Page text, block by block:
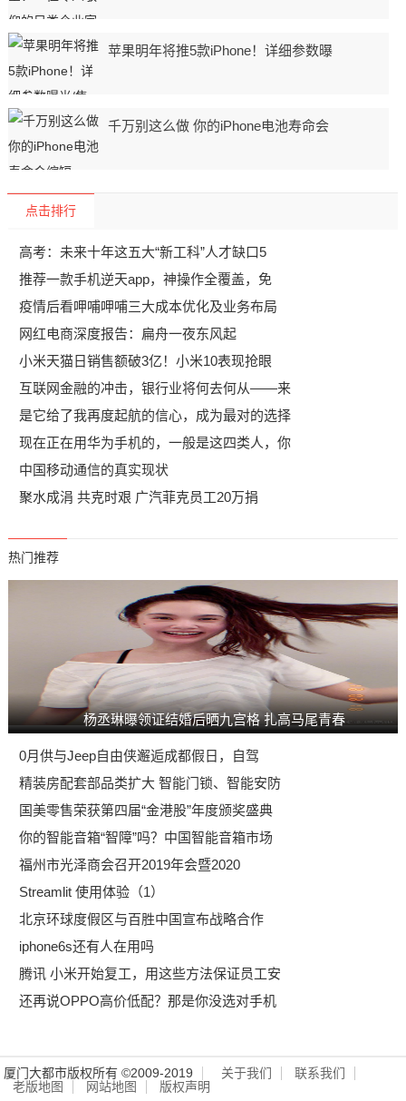
苹果明年将推5款iPhone！详细参数曝
千万别这么做 你的iPhone电池寿命会
点击排行
高考：未来十年这五大“新工科”人才缺口5
推荐一款手机逆天app，神操作全覆盖，免
疫情后看呷哺呷哺三大成本优化及业务布局
网红电商深度报告：扁舟一夜东风起
小米天猫日销售额破3亿！小米10表现抢眼
互联网金融的冲击，银行业将何去何从——来
是它给了我再度起航的信心，成为最对的选择
现在正在用华为手机的，一般是这四类人，你
中国移动通信的真实现状
聚水成涓 共克时艰 广汽菲克员工20万捐
热门推荐
杨丞琳曝领证结婚后晒九宫格 扎高马尾青春
0月供与Jeep自由侠邂逅成都假日，自驾
精装房配套部品类扩大 智能门锁、智能安防
国美零售荣获第四届“金港股”年度颁奖盛典
你的智能音箱“智障”吗？中国智能音箱市场
福州市光泽商会召开2019年会暨2020
Streamlit 使用体验（1）
北京环球度假区与百胜中国宣布战略合作
iphone6s还有人在用吗
腾讯 小米开始复工，用这些方法保证员工安
还再说OPPO高价低配？那是你没选对手机
厦门大都市版权所有 ©2009-2019 关于我们
联系我们
老版地图
网站地图 版权声明